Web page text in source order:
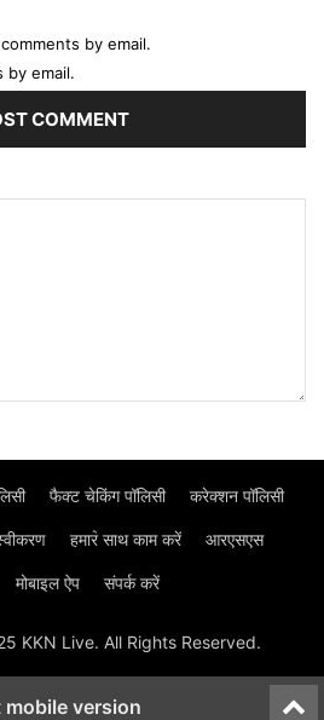
by email.
by email.
फैक्ट चेकिंग पॉलिसी करेक्शन पॉलिसी
हमार॓ साथ काम करें आरएसएस
मोबाइल ऐप संपर्क करें
KKN Live. All Rights Reserved.
mobile version